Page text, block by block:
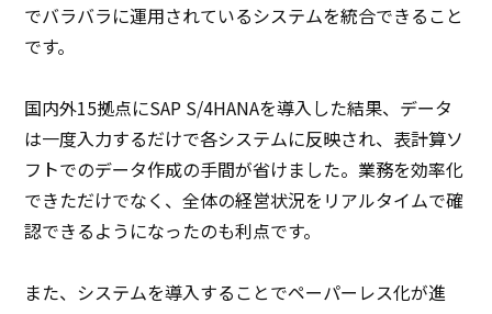
でバラバラに運用されているシステムを統合できること
です。
国内外15拠点にSAP S/4HANAを導入した結果、データ
は一度入力するだけで各システムに反映され、表計算ソ
フトでのデータ作成の手間が省けました。業務を効率化
できただけでなく、全体の経営状況をリアルタイムで確
認できるようになったのも利点です。
また、システムを導入することでペーパーレス化が進